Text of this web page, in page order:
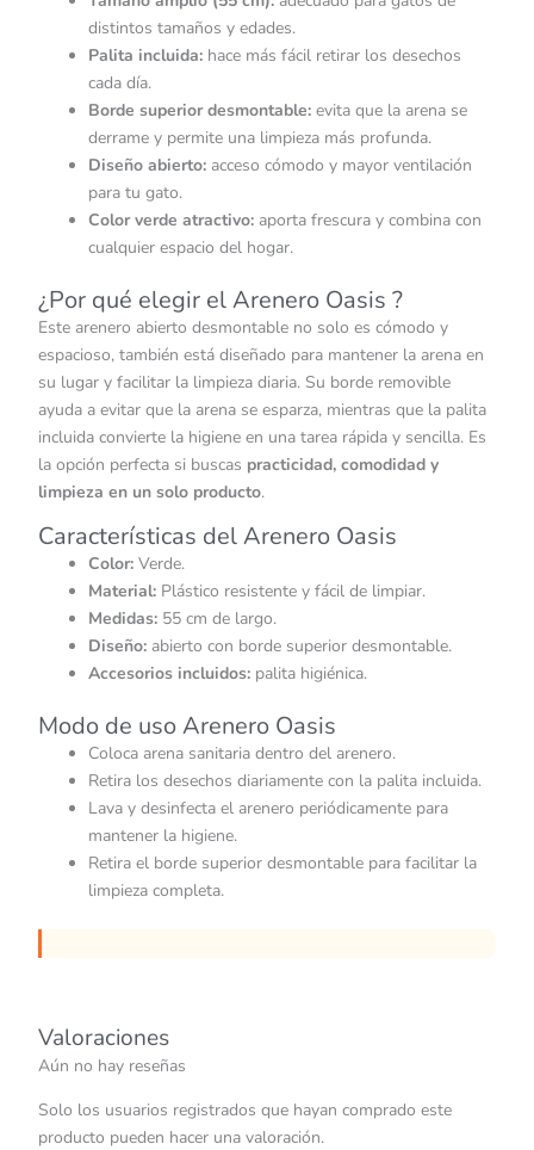
distintos tamaños y edades.
Palita incluida: hace más fácil retirar los desechos
cada día.
Borde superior desmontable: evita que la arena se
derrame y permite una limpieza más profunda.
Diseño abierto: acceso cómodo y mayor ventilación
para tu gato.
Color verde atractivo: aporta frescura y combina con
cualquier espacio del hogar.
¿Por qué elegir el Arenero Oasis ?
Este arenero abierto desmontable no solo es cómodo y
espacioso, también está diseñado para mantener la arena en
su lugar y facilitar la limpieza diaria. Su borde removible
ayuda a evitar que la arena se esparza, mientras que la palita
incluida convierte la higiene en una tarea rápida y sencilla. Es
la opción perfecta si buscas practicidad, comodidad y
limpieza en un solo producto.
Características del Arenero Oasis
Color: Verde.
Material: Plástico resistente y fácil de limpiar.
Medidas: 55 cm de largo.
Diseño: abierto con borde superior desmontable.
Accesorios incluidos: palita higiénica.
Modo de uso Arenero Oasis
Coloca arena sanitaria dentro del arenero.
Retira los desechos diariamente con la palita incluida.
Lava y desinfecta el arenero periódicamente para
mantener la higiene.
Retira el borde superior desmontable para facilitar la
limpieza completa.
Valoraciones
Aún no hay reseñas
Solo los usuarios registrados que hayan comprado este
producto pueden hacer una valoración.